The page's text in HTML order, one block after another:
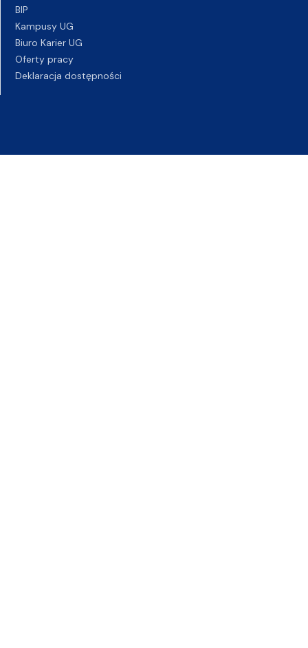
BIP
Kampusy UG
Biuro Karier UG
Oferty pracy
Deklaracja dostępności